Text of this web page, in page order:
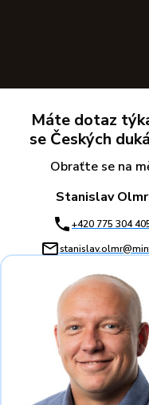
Máte dotaz
se Českých
Obraťte se na
Stanislav Olmr
+420 775 304